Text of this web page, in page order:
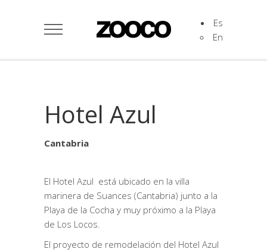
Es
En
Hotel Azul
Cantabria
El Hotel Azul está ubicado en la villa
marinera de Suances (Cantabria) junto a la
Playa de la Cocha y muy próximo a la Playa
de Los Locos.
El proyecto de remodelación del Hotel Azul